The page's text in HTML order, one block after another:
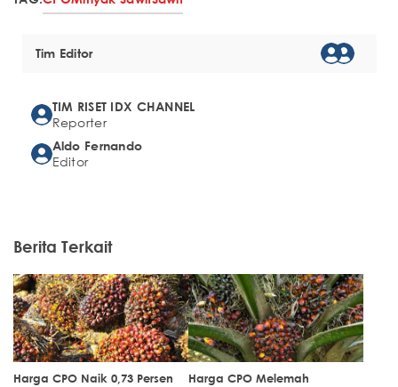
Tim Editor
TIM RISET IDX CHANNEL
Reporter
Aldo Fernando
Editor
Berita Terkait
Harga CPO Naik 0,73 Persen
Harga CPO Melemah